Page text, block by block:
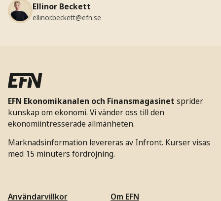
Ellinor Beckett
ellinor.beckett@efn.se
EFN Ekonomikanalen och Finansmagasinet sprider
kunskap om ekonomi. Vi vänder oss till den
ekonomiintresserade allmänheten.
Marknadsinformation levereras av Infront. Kurser visas
med 15 minuters fördröjning.
Användarvillkor
Om EFN